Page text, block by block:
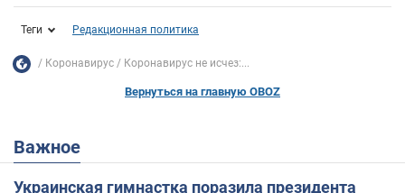
Теги Редакционная политика
Коронавирус Коронавирус не исчез:...
Вернуться на главную OBOZ
Важное
Украинская гимнастка поразила президента